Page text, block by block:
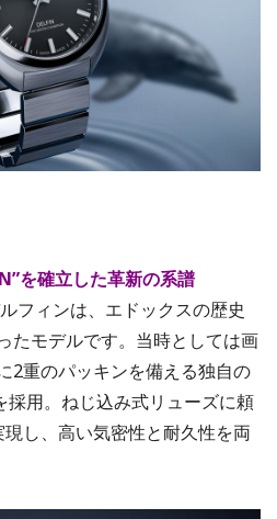
を確立した革新の系譜
フィンは、エドックスの歴史
たモデルです。当時としては画
2重のパッキンを備える独自の
採用。ねじ込み式リューズに頼
し、高い気密性と耐久性を両